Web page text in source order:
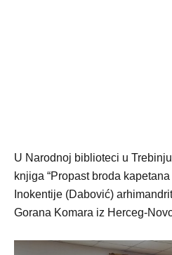
U Narodnoj biblioteci u
knjiga “Propast broda
Inokentije (Dabović)
Gorana Komara iz Herceg-